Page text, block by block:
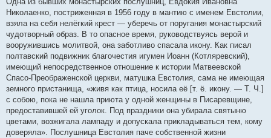
Николаенко, постриженная в 1956 году в мантию с именем Евстолии,
взяла на себя нелёгкий крест — уберечь от поругания монастырский
чудотворный образ. В то опасное время, руководствуясь верой и
вооружившись молитвой, она заботливо спасала икону. Как писал
полтавский подвижник благочестия игумен Иоанн (Котляревский),
имеющий непосредственное отношение к истории Матвеевской
Спасо-Преображенской церкви, матушка Евстолия, сама не имеющая
земного пристанища, «живя как птица, носила её [т. ё. икону. — Т. Ч.]
с собою, пока не нашла приюта у одной женщины в Писаревщине,
предоставившей ей уголок. Под праздники она убирала святыню
цветами, возжигала лампаду и допускала прикладываться тем, кому
доверяла». Послушница Евстолия паче собственной жизни